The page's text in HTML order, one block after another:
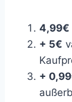
4,99€
+ 5€
+